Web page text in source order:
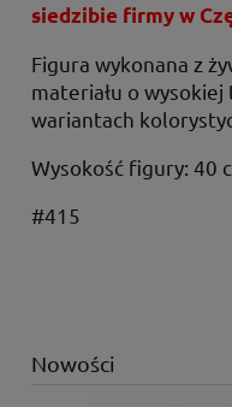
siedzibie firmy w
Figura wykonana z
materiału o
wariantach
Wysokość figury: 40
#415
Nowości